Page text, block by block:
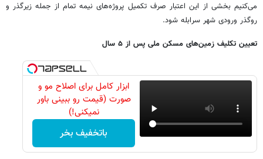
می‌کنیم بخشی از این اعتبار صرف تکمیل پروژه‌های نیمه تمام از جمله زیرگذر و
روگذر ورودی شهر سرابله شود.
تعیین تکلیف زمین‌های مسکن ملی پس از ۵ سال
ابزار کامل برای اصلاح مو و
صورت (قیمت رو ببینی باور
نمیکنی!)
باتخفیف بخر